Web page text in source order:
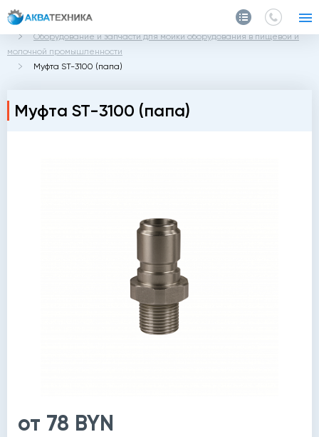
Главная
Каталог
Оборудование и запчасти для мойки оборудования в пищевой и
молочной промышленности
Муфта ST-3100 (папа)
Муфта ST-3100 (папа)
от 78 BYN